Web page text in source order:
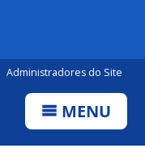
Administradores do Site
MENU